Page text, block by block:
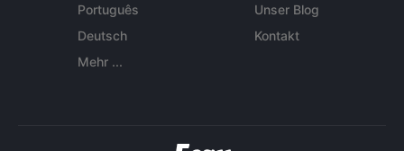
Português
Deutsch
Mehr ...
Unser Blog
Kontakt